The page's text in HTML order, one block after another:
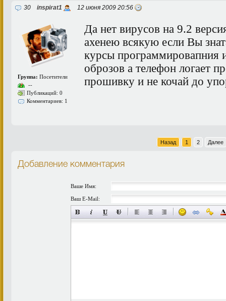
30 inspirat1 12 июня 2009 20:56
Группа: Посетители
--
Публикаций: 0
Комментариев: 1
Да нет вирусов на 9.2
ахенею всякую если Вы
курсы программировапния
оброзов а телефон логает
прошивку и не кочай до
Назад 1 2 Далее
Добавление комментария
Ваше Имя:
Ваш E-Mail: